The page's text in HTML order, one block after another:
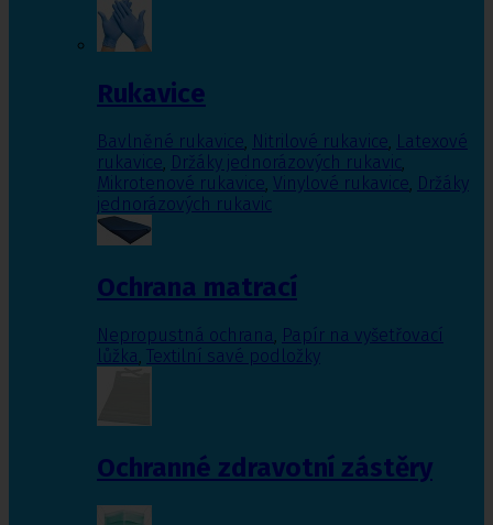
Rukavice
Bavlněné rukavice, Nitrilové rukavice, Latexové
rukavice, Držáky jednorázových rukavic,
Mikrotenové rukavice, Vinylové rukavice, Držáky
jednorázových rukavic
Ochrana matrací
Nepropustná ochrana, Papír na vyšetřovací
lůžka, Textilní savé podložky
Ochranné zdravotní zástěry